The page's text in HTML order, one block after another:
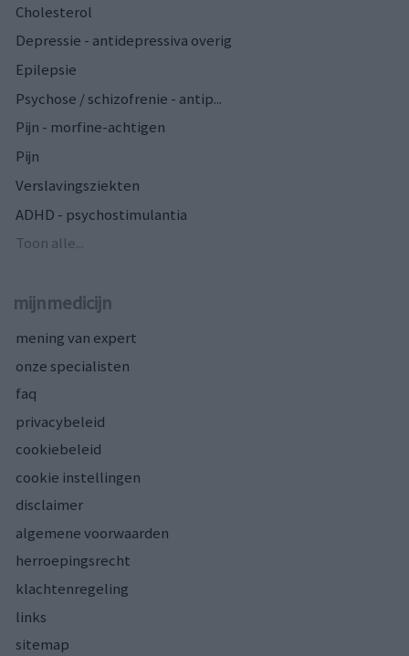
Cholesterol
Depressie - antidepressiva overig
Epilepsie
Psychose / schizofrenie - antip...
Pijn - morfine-achtigen
Pijn
Verslavingsziekten
ADHD - psychostimulantia
Toon alle...
mijnmedicijn
mening van expert
onze specialisten
faq
privacybeleid
cookiebeleid
cookie instellingen
disclaimer
algemene voorwaarden
herroepingsrecht
klachtenregeling
links
sitemap